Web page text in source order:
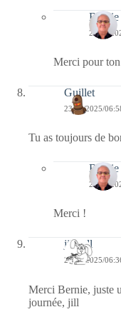
Bernie
23/04/
Merci pour
Guillet
23/04/2025/
Tu as toujours de
Bernie
23/04/
Merci !
jill bill
23/04/2025/
Merci Bernie, juste
journée, jill